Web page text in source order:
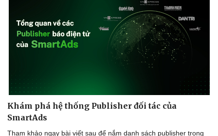
Khám phá hệ thống Publisher đối tác của
SmartAds
Tham khảo ngay bài viết sau để nắm danh sách publisher trong